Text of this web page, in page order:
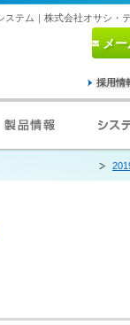
ステム｜株式会社オサシ・
メ
採用情